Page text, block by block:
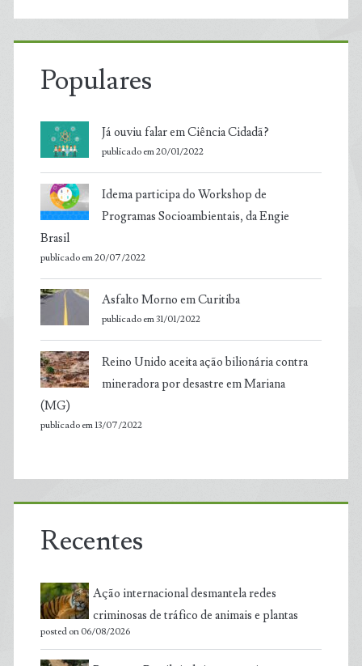
Populares
Já ouviu falar em Ciência Cidadã?
publicado em 20/01/2022
Idema participa do Workshop de
Programas Socioambientais, da Engie
Brasil
publicado em 20/07/2022
Asfalto Morno em Curitiba
publicado em 31/01/2022
Reino Unido aceita ação bilionária contra
mineradora por desastre em Mariana
(MG)
publicado em 13/07/2022
Recentes
Ação internacional desmantela redes
criminosas de tráfico de animais e plantas
posted on 06/08/2026